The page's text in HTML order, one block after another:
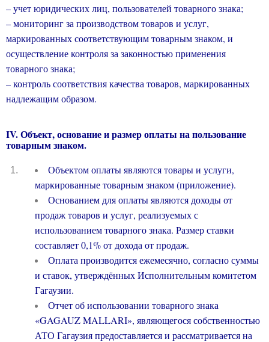
– учет юридических лиц, пользователей товарного знака;
– мониторинг за производством товаров и услуг,
маркированных соответствующим товарным знаком, и
осуществление контроля за законностью применения
товарного знака;
– контроль соответствия качества товаров, маркированных
надлежащим образом.
IV. Объект, основание и размер оплаты на пользование
товарным знаком.
Объектом оплаты являются товары и услуги,
маркированные товарным знаком (приложение).
Основанием для оплаты являются доходы от
продаж товаров и услуг, реализуемых с
использованием товарного знака. Размер ставки
составляет 0,1% от дохода от продаж.
Оплата производится ежемесячно, согласно суммы
и ставок, утверждённых Исполнительным комитетом
Гагаузии.
Отчет об использовании товарного знака
«GAGAUZMALLARI», являющегося собственностью
АТО Гагаузия предоставляется и рассматривается на